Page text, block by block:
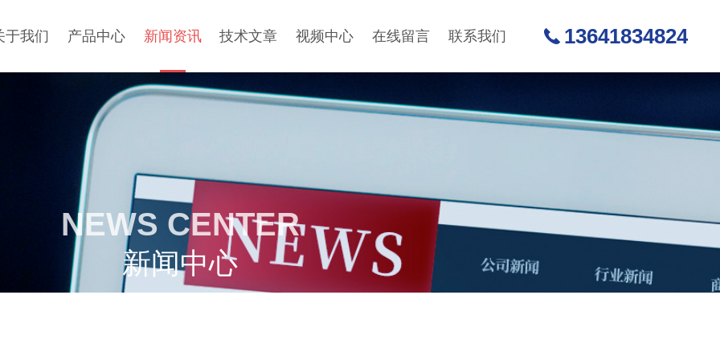
于我们 产品中心 新闻资讯 技术文章 视频中心 在线留言 联系我们 13641834824
NEWS CENTER
新闻中心